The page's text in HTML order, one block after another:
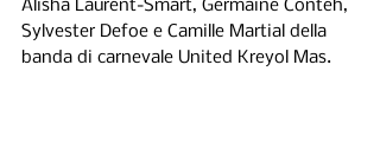
Alisha Laurent-Smart, Germaine Conteh,
Sylvester Defoe e Camille Martial della
banda di carnevale United Kreyol Mas.